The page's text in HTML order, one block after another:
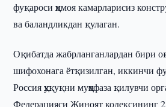
фуқароси ҳимоя камарларисиз
ва баландликдан қулаган.
Оқибатда жабрланганлардан бири
шифохонага ётқизилган, иккинчи
Россия ҳуқуқни муҳофаза қилувчи
Федерацияси Жиноят кодексининг